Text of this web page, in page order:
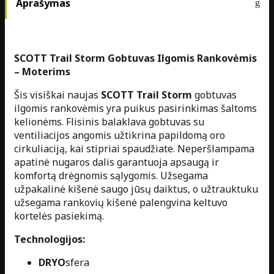
Aprašymas
SCOTT Trail Storm Gobtuvas Ilgomis Rankovėmis
– Moterims
Šis visiškai naujas SCOTT Trail Storm gobtuvas
ilgomis rankovėmis yra puikus pasirinkimas šaltoms
kelionėms. Flisinis balaklava gobtuvas su
ventiliacijos angomis užtikrina papildomą oro
cirkuliaciją, kai stipriai spaudžiate. Neperšlampama
apatinė nugaros dalis garantuoja apsaugą ir
komfortą drėgnomis sąlygomis. Užsegama
užpakalinė kišenė saugo jūsų daiktus, o užtrauktuku
užsegama rankovių kišenė palengvina keltuvo
kortelės pasiekimą.
Technologijos:
DRYOsfera